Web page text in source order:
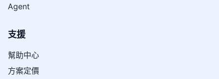
Agent
支援
幫助中心
方案定價